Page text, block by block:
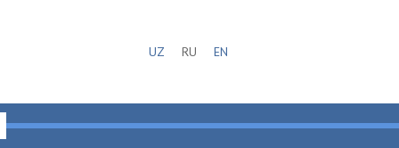
UZ RU EN